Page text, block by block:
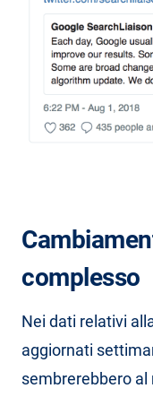
complesso
Nei dati relativi
aggiornati
sembrerebbero